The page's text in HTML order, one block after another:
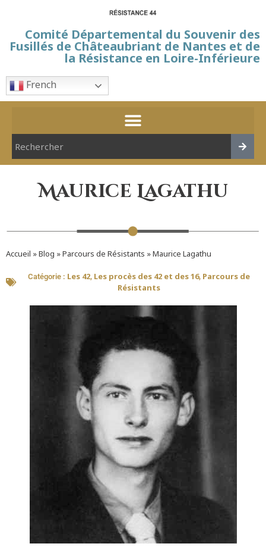
Comité Départemental du Souvenir des
Fusillés de Châteaubriant de Nantes et de
la Résistance en Loire-Inférieure
French
Maurice Lagathu
Accueil »Blog »Parcours de Résistants »Maurice Lagathu
Catégorie : Les 42, Les procès des 42 et des 16, Parcours de
Résistants